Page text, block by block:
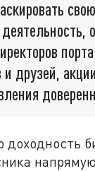
свою
и друзей,
доходность